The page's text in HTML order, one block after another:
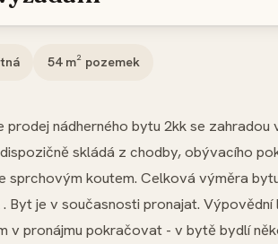
54m² pozemek
prodej nádherného bytu 2kk se
skládá z chodby, obývacího
sprchovým koutem. Celková výměra
Byt je v současnosti pronajat. Výpovědní
v pronájmu pokračovat - v bytě bydlí